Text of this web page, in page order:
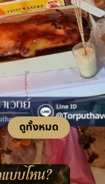
ดูทั้งหมด